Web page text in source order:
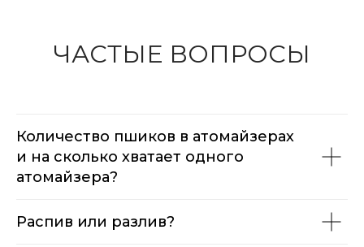
ЧАСТЫЕ ВОПРОСЫ
Количество пшиков в атомайзерах
и на сколько хватает одного
атомайзера?
Распив или разлив?